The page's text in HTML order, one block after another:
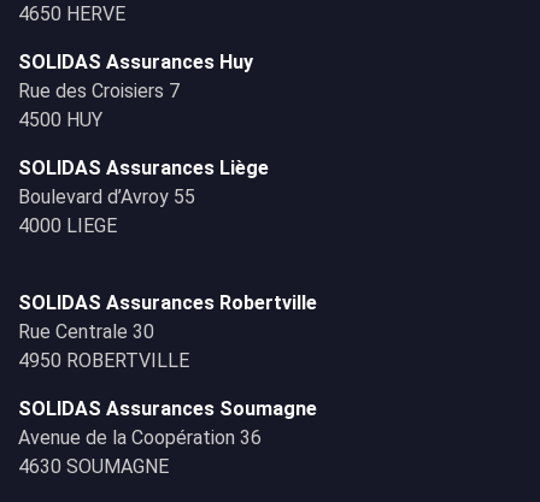
4650 HERVE
SOLIDAS Assurances Huy
Rue des Croisiers 7
4500 HUY
SOLIDAS Assurances Liège
Boulevard d’Avroy 55
4000 LIEGE
SOLIDAS Assurances Robertville
Rue Centrale 30
4950 ROBERTVILLE
SOLIDAS Assurances Soumagne
Avenue de la Coopération 36
4630 SOUMAGNE